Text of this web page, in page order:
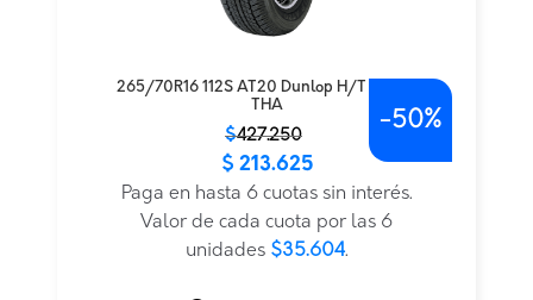
265/70R16 112S AT20 Dunlop H/T TL BLK
THA
$427.250
original
$427.250.
actual
$ 213.625
Paga en hasta 6 cuotas sin interés.
Valor de cada cuota por las 6
unidades $35.604.
-50%